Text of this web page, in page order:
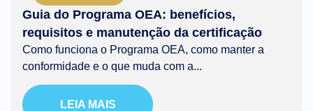
Guia do Programa OEA: benefícios,
requisitos e manutenção da certificação
Como funciona o Programa OEA, como manter a
conformidade e o que muda com a...
LEIA MAIS